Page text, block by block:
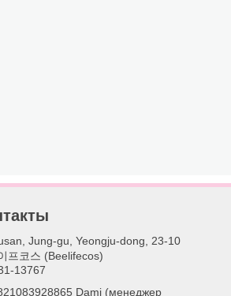
Jung-gu, Yeongju-dong, 23-10
프코스 (Beelifecos)
13767
Dami (менеджер